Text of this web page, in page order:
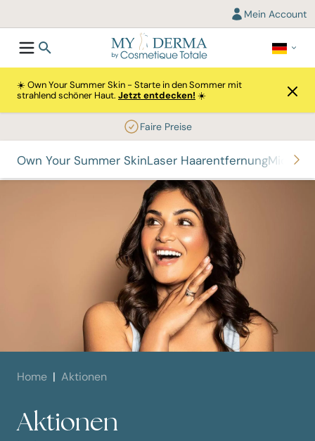
Mein Account
☀️ Own Your Summer Skin - Starte in den Sommer mit
strahlend schöner Haut. Jetzt entdecken! ☀️
Faire Preise
Home Aktionen
Aktionen
Own Your Summer SkinLaser Haarentfernung